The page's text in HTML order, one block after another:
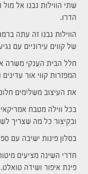
שתי הווילות נבנו אל
הדרו.
הווילות נבנו זה עתה
של קווים עירוניים עם
חלל הבית הענקי משרה
המפזרות קווי אור
את העיצוב משלימים
בכל ווילה מטבח
ובקיצור כל מה שצריך
בסלון פינות ישיבה עם
חדרי השינה מציעים
פינת איפור ושידה טואלט.